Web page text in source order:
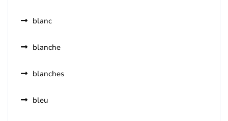
blanc
blanche
blanches
bleu